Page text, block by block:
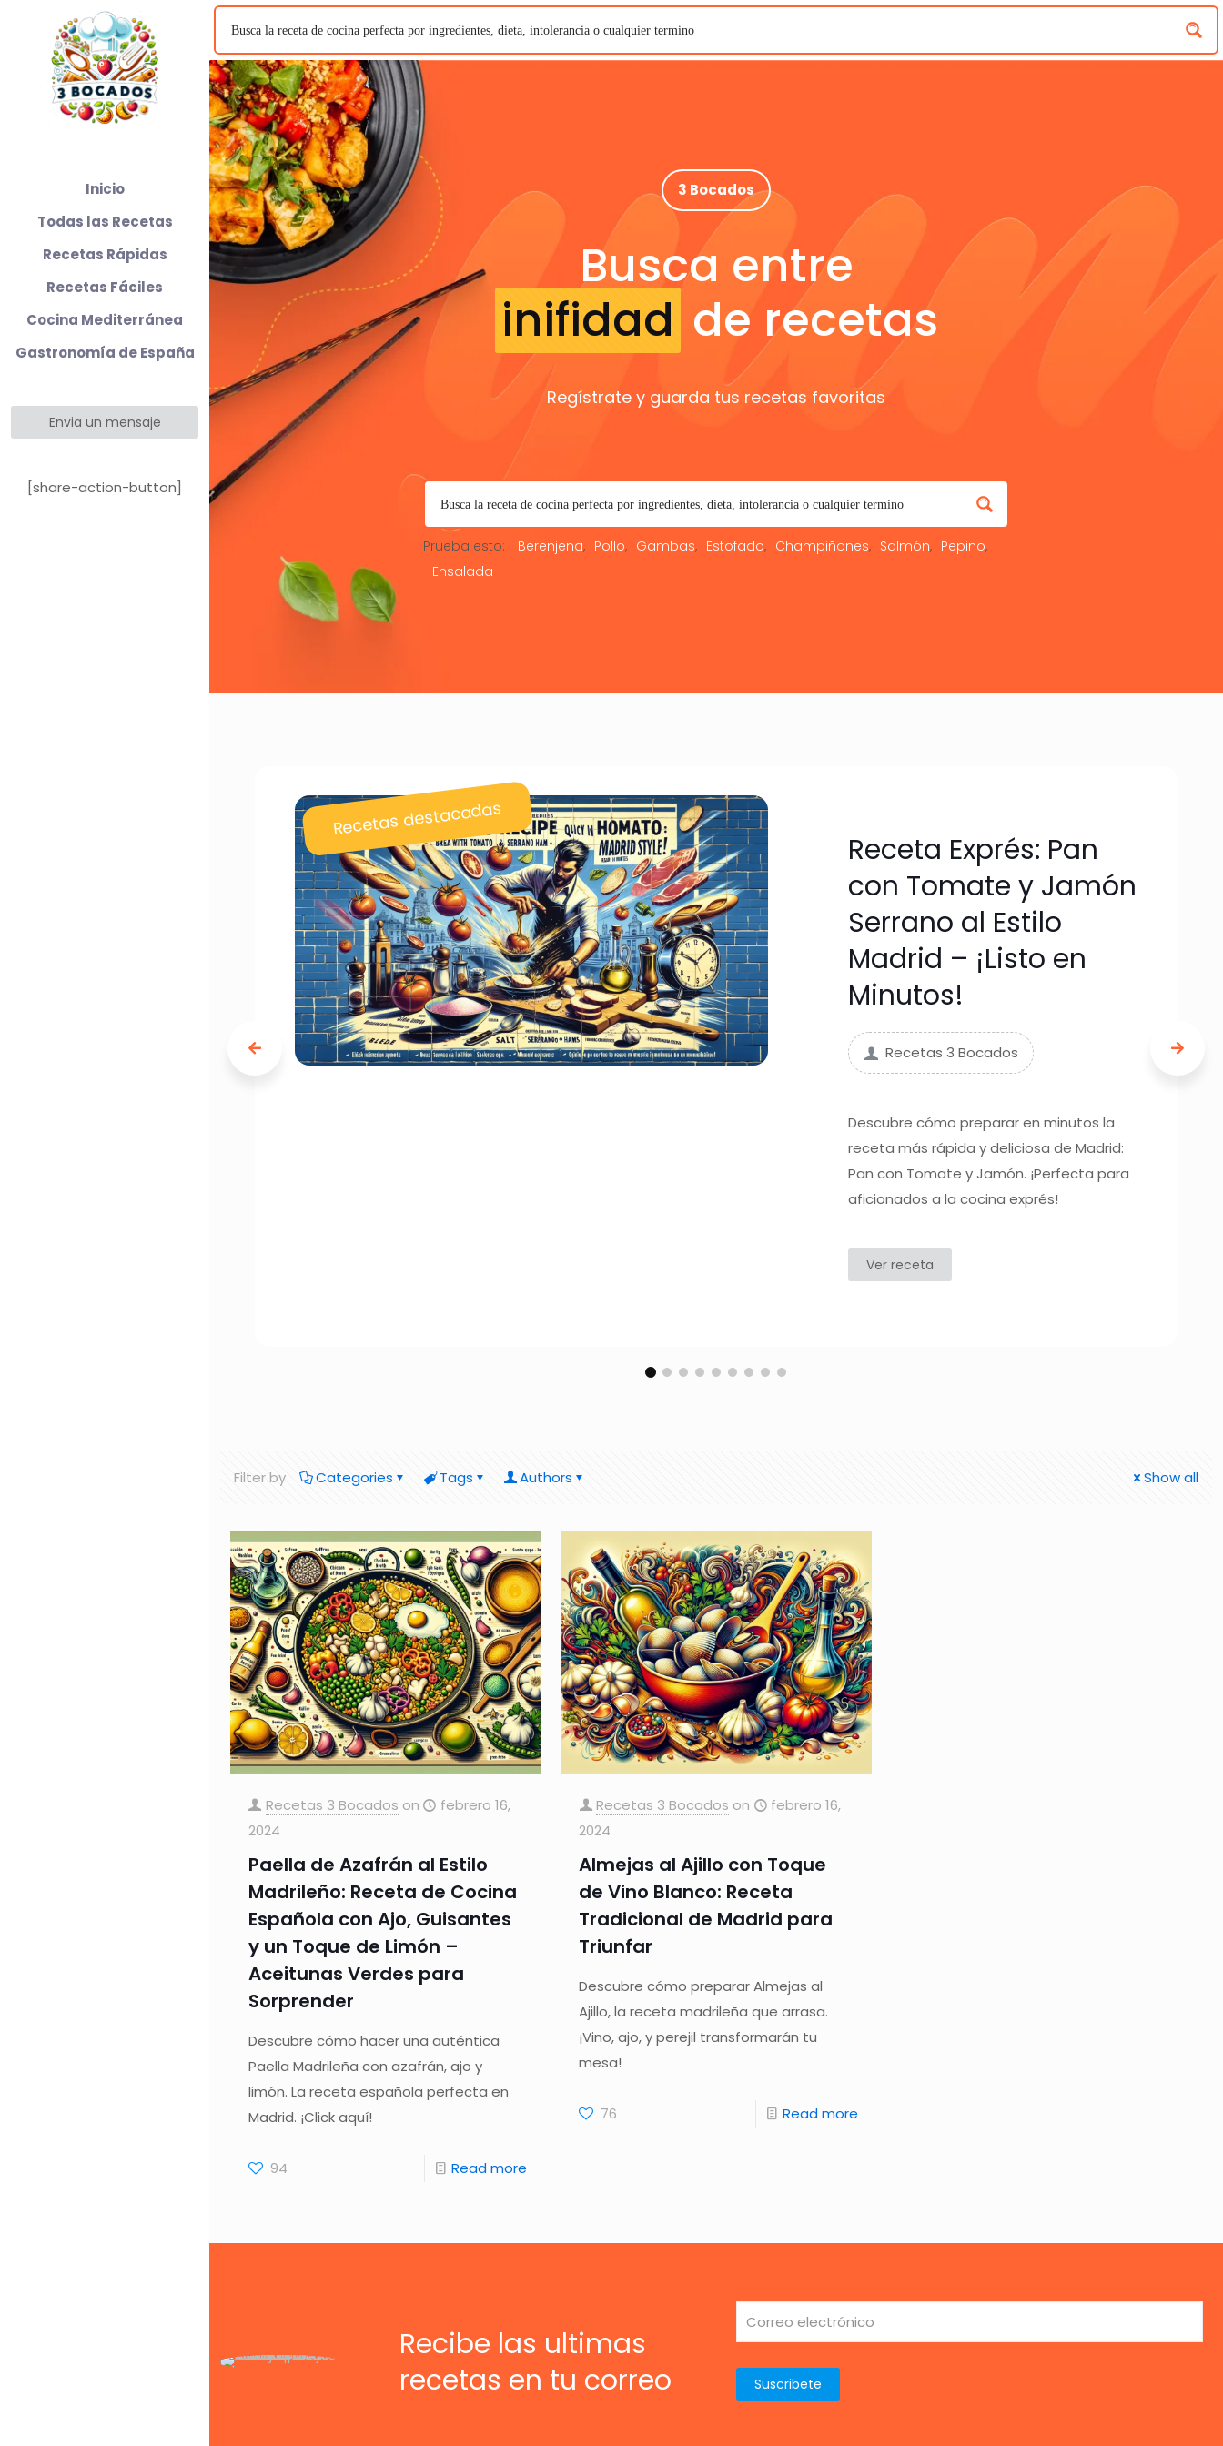
3 Bocados
Busca entre
inifidad de recetas
Regístrate y guarda tus recetas favoritas
Prueba esto: Berenjena Pollo Gambas Estofado Champiñones Salmón
Pepino
Ensalada
Recetas destacadas
Receta Exprés: Pan
con Tomate y Jamón
Serrano al Estilo
Madrid – ¡Listo en
Minutos!
Recetas 3 Bocados
Descubre cómo preparar en minutos la
receta más rápida y deliciosa de Madrid:
Pan con Tomate y Jamón. ¡Perfecta para
aficionados a la cocina exprés!
Ver receta
Filter by Categories Tags Authors Show all
Recetas 3 Bocados on
febrero 16,
2024
Paella de Azafrán al Estilo
Madrileño: Receta de Cocina
Española con Ajo, Guisantes
y un Toque de Limón –
Aceitunas Verdes para
Sorprender
Descubre cómo hacer una auténtica
Paella Madrileña con azafrán, ajo y
limón. La receta española perfecta en
Madrid. ¡Click aquí!
94 Read more
Recetas 3 Bocados on
febrero 16,
2024
Almejas al Ajillo con Toque
de Vino Blanco: Receta
Tradicional de Madrid para
Triunfar
Descubre cómo preparar Almejas al
Ajillo, la receta madrileña que arrasa.
¡Vino, ajo, y perejil transformarán tu
mesa!
76 Read more
Recibe las ultimas
recetas en tu correo
Inicio
Todas las Recetas
Recetas Rápidas
Recetas Fáciles
Cocina Mediterránea
Gastronomía de España
Envia un mensaje
[share-action-button]